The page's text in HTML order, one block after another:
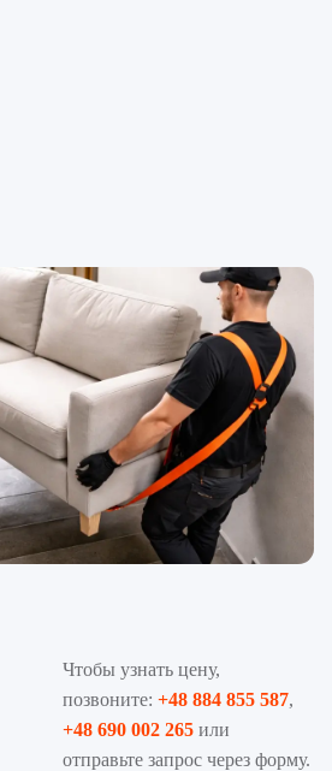
Чтобы узнать цену,
позвоните: +48 884 855 587,
+48 690 002 265 или
отправьте запрос через форму.